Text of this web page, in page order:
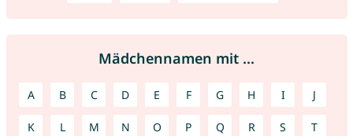
Mädchennamen mit ...
A B C D E F G H I J
K L M N O P Q R S T